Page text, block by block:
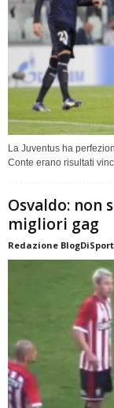
La Juventus ha
Conte erano risultati
Osvaldo: non
migliori gag
Redazione BlogDiSport